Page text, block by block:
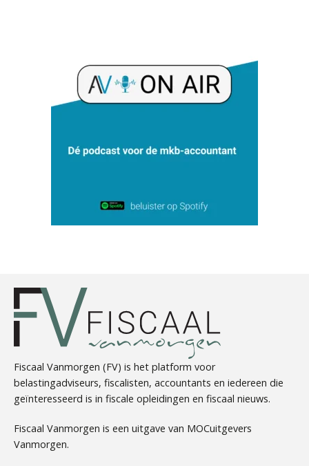
Willem Veldhuizen
Léon de Jager
Fiscaal Vanmorgen (FV) is het platform voor
belastingadviseurs, fiscalisten, accountants en iedereen die
geïnteresseerd is in fiscale opleidingen en fiscaal nieuws.
Fiscaal Vanmorgen is een uitgave van MOCuitgevers
Vanmorgen.